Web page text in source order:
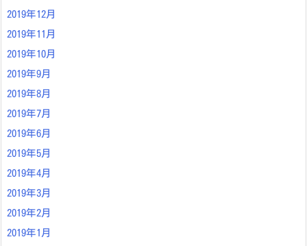
2019年12月
2019年11月
2019年10月
2019年9月
2019年8月
2019年7月
2019年6月
2019年5月
2019年4月
2019年3月
2019年2月
2019年1月